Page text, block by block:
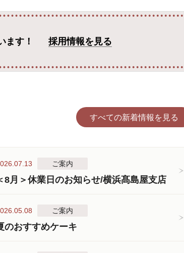
ます！ 採用情報を見る
すべての新着情報を見る
ご案内
8月＞休業日のお知らせ/横浜髙島屋支店
ご案内
のおすすめケーキ